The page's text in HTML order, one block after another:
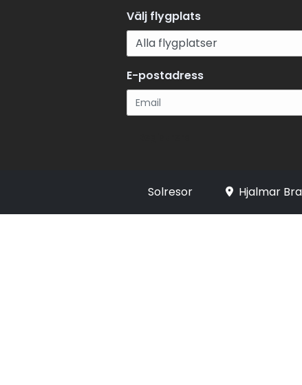
Välj flygplats
E-postadress
Solresor Hjalmar